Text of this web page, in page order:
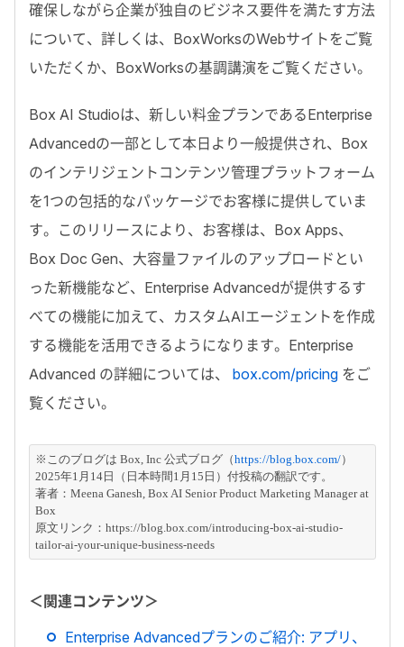
確保しながら企業が独自のビジネス要件を満たす方法
について、詳しくは、BoxWorksのWebサイトをご覧
いただくか、BoxWorksの基調講演をご覧ください。
Box AI Studioは、新しい料金プランであるEnterprise
Advancedの一部として本日より一般提供され、Box
のインテリジェントコンテンツ管理プラットフォーム
を1つの包括的なパッケージでお客様に提供していま
す。このリリースにより、お客様は、Box Apps、
Box Doc Gen、大容量ファイルのアップロードとい
った新機能など、Enterprise Advancedが提供するす
べての機能に加えて、カスタムAIエージェントを作成
する機能を活用できるようになります。Enterprise
Advanced の詳細については、 box.com/pricing をご
覧ください。
※このブログは Box, Inc 公式ブログ（https://blog.box.com/）
2025年1月14日（日本時間1月15日）付投稿の翻訳です。
著者：Meena Ganesh, Box AI Senior Product Marketing Manager at
Box
原文リンク：https://blog.box.com/introducing-box-ai-studio-
tailor-ai-your-unique-business-needs
＜関連コンテンツ＞
Enterprise Advancedプランのご紹介: アプリ、